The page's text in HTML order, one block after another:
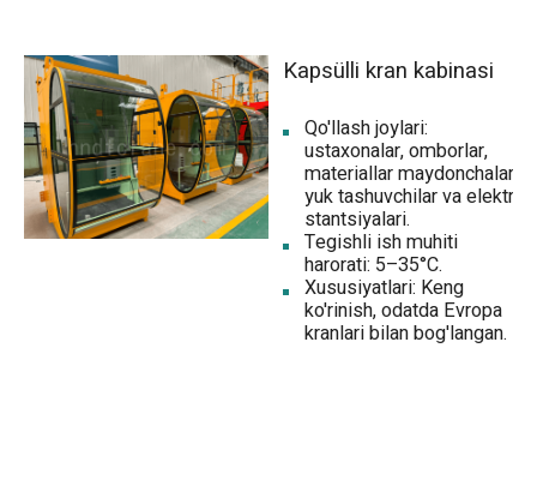
Kapsülli kran kabinasi
Qo'llash joylari:
ustaxonalar, omborlar,
materiallar maydonchalari,
yuk tashuvchilar va elektr
stantsiyalari.
Tegishli ish muhiti
harorati: 5–35°C.
Xususiyatlari: Keng
ko'rinish, odatda Evropa
kranlari bilan bog'langan.